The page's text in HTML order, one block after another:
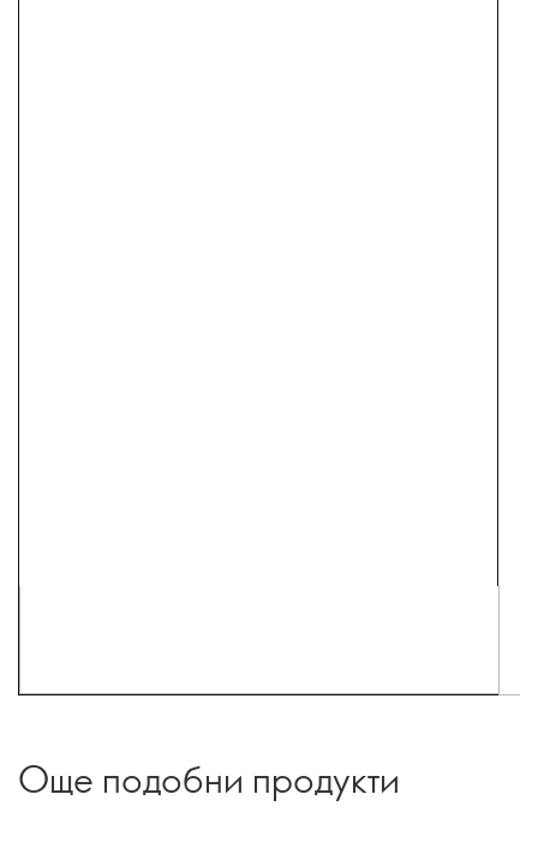
Още подобни продукти